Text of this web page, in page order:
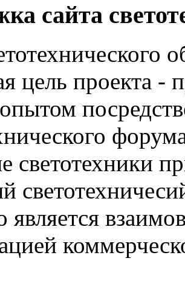
сайта
цель проекта -
светотехники
является